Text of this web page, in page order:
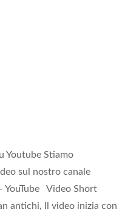
Youtube Stiamo
sul nostro canale
YouTube Video Short
antichi, Il video inizia con